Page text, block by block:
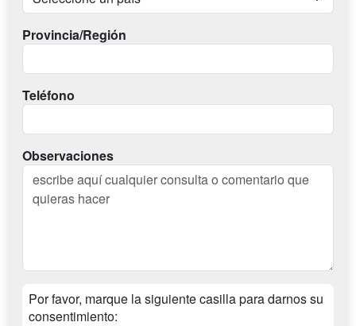
Provincia/Región
Teléfono
Observaciones
Por favor, marque la siguiente casilla para darnos su
consentimiento: